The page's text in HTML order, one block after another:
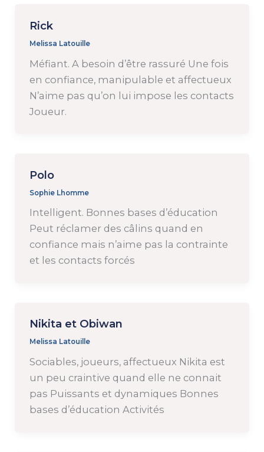
Rick
Melissa Latouille
Méfiant. A besoin d’être rassuré Une fois
en confiance, manipulable et affectueux
N’aime pas qu’on lui impose les contacts
Joueur.
Polo
Sophie Lhomme
Intelligent. Bonnes bases d’éducation
Peut réclamer des câlins quand en
confiance mais n’aime pas la contrainte
et les contacts forcés
Nikita et Obiwan
Melissa Latouille
Sociables, joueurs, affectueux Nikita est
un peu craintive quand elle ne connait
pas Puissants et dynamiques Bonnes
bases d’éducation Activités